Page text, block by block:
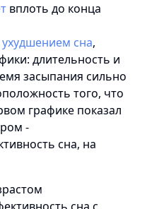
вплоть до конца
сна,
длительность и
засыпания сильно
того, что
графике показал
-
сна, на